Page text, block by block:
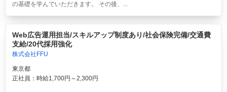
の基礎を学んでいただきます。 その後、...
Web広告運用担当/スキルアップ制度あり/社会保険完備/交通費
支給/20代採用強化
株式会社FFU
東京都
正社員：時給1,700円～2,300円